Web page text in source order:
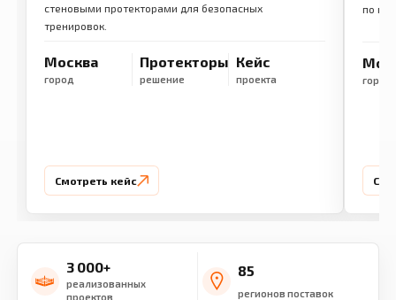
стеновыми протекторами для безопасных
тренировок.
Москва
город
Протекторы
решение
Кейс
проекта
Смотреть кейс
по
город
3 000+
реализованных
проектов
85
регионов поставок